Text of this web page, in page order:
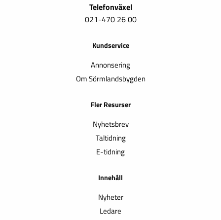
Telefonväxel
021-470 26 00
Kundservice
Annonsering
Om Sörmlandsbygden
Fler Resurser
Nyhetsbrev
Taltidning
E-tidning
Innehåll
Nyheter
Ledare